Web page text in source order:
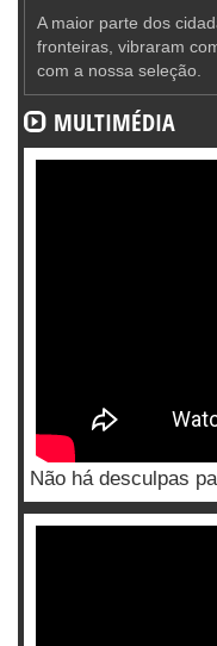
A maior parte dos
fronteiras, vibraram
com a nossa seleção.
MULTIMÉDIA
Não há desculpas